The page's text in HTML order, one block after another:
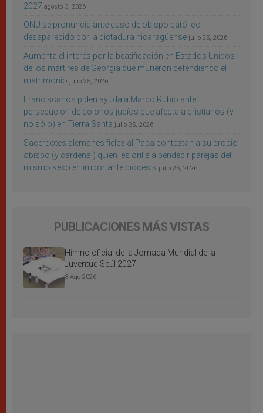
2027 agosto 3, 2026
ONU se pronuncia ante caso de obispo católico
desaparecido por la dictadura nicaragüense julio 25, 2026
Aumenta el interés por la beatificación en Estados Unidos
de los mártires de Georgia que murieron defendiendo el
matrimonio julio 25, 2026
Franciscanos piden ayuda a Marco Rubio ante
persecución de colonos judíos que afecta a cristianos (y
no sólo) en Tierra Santa julio 25, 2026
Sacerdotes alemanes fieles al Papa contestan a su propio
obispo (y cardenal) quien les orilla a bendecir parejas del
mismo sexo en importante diócesis julio 25, 2026
PUBLICACIONES MÁS VISTAS
Himno oficial de la Jornada Mundial de la
Juventud Seúl 2027
3 Ago 2026